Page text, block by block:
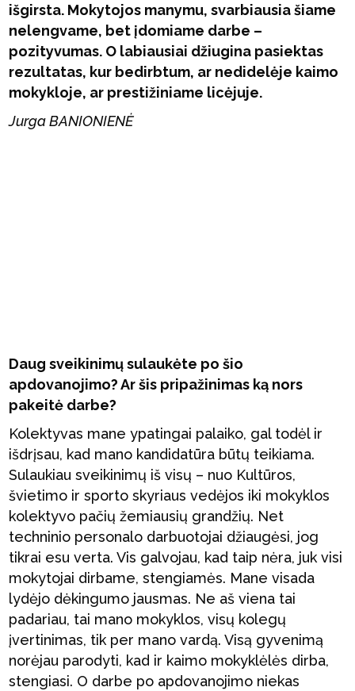
išgirsta. Mokytojos manymu, svarbiausia šiame
nelengvame, bet įdomiame darbe –
pozityvumas. O labiausiai džiugina pasiektas
rezultatas, kur bedirbtum, ar nedidelėje kaimo
mokykloje, ar prestižiniame licėjuje.
Jurga BANIONIENĖ
Daug sveikinimų sulaukėte po šio
apdovanojimo? Ar šis pripažinimas ką nors
pakeitė darbe?
Kolektyvas mane ypatingai palaiko, gal todėl ir
išdrįsau, kad mano kandidatūra būtų teikiama.
Sulaukiau sveikinimų iš visų – nuo Kultūros,
švietimo ir sporto skyriaus vedėjos iki mokyklos
kolektyvo pačių žemiausių grandžių. Net
techninio personalo darbuotojai džiaugėsi, jog
tikrai esu verta. Vis galvojau, kad taip nėra, juk visi
mokytojai dirbame, stengiamės. Mane visada
lydėjo dėkingumo jausmas. Ne aš viena tai
padariau, tai mano mokyklos, visų kolegų
įvertinimas, tik per mano vardą. Visą gyvenimą
norėjau parodyti, kad ir kaimo mokyklėlės dirba,
stengiasi. O darbe po apdovanojimo niekas